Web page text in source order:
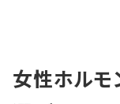
女性ホルモ